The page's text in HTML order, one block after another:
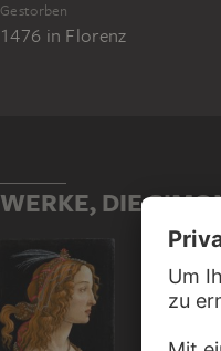
Gestorben
1476 in Florenz
WERKE, DIE